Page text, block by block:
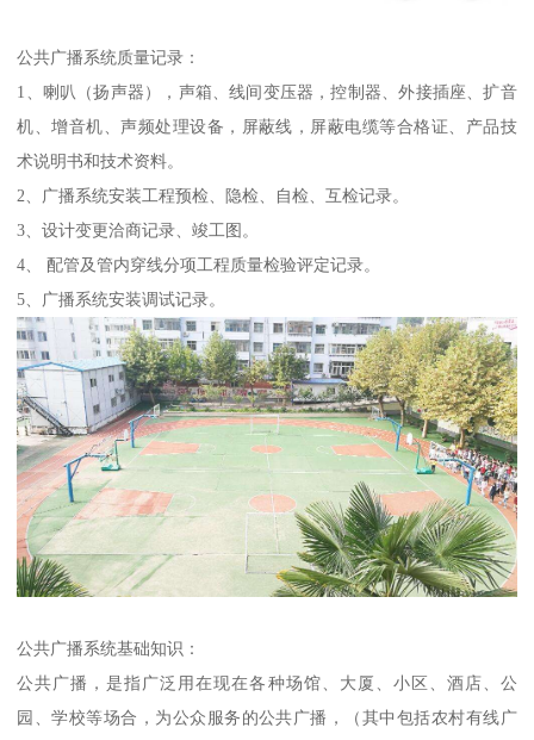
公共广播系统质量记录：
1、喇叭（扬声器），声箱、线间变压器，控制器、外接插座、扩音
机、增音机、声频处理设备，屏蔽线，屏蔽电缆等合格证、产品技
术说明书和技术资料。
2、广播系统安装工程预检、隐检、自检、互检记录。
3、设计变更洽商记录、竣工图。
4、 配管及管内穿线分项工程质量检验评定记录。
5、广播系统安装调试记录。
公共广播系统基础知识：
公共广播，是指广泛用在现在各种场馆、大厦、小区、酒店、公
园、学校等场合，为公众服务的公共广播，（其中包括农村有线广